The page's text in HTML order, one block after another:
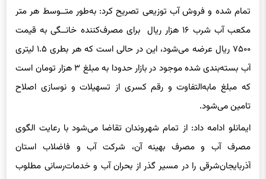
تمام شده و فروش آب توزیعی تصریح کرد: به‌طور متــوسط هر متر
مکعب آب شرب ۱۶ هزار ریال برای مصرف‌کننده خانــگی به قیمت
۷۵۰۰ ریال عرضه می‌شود، این در حالی است که هر بطری ۱.۵ لیتری
آب بسته‌بندی شده موجود در بازار حدودا به مبلغ ۳ هزار تومان است
که مبلغ مابه‌التفاوت و رقم کسری از تسهیلات و نوسازی اصلاح
تامین می‌شود.
ایمانلو ادامه داد: از تمام شهروندان تقاضا می‌شود با رعایت الگوی
مصرف آب و مصرف بهینه آن، شرکت آب و فاضلاب استان
آذربایجان‌شرقی را در مسیر گذر از بحران آب و خدمات‌رسانی مطلوب